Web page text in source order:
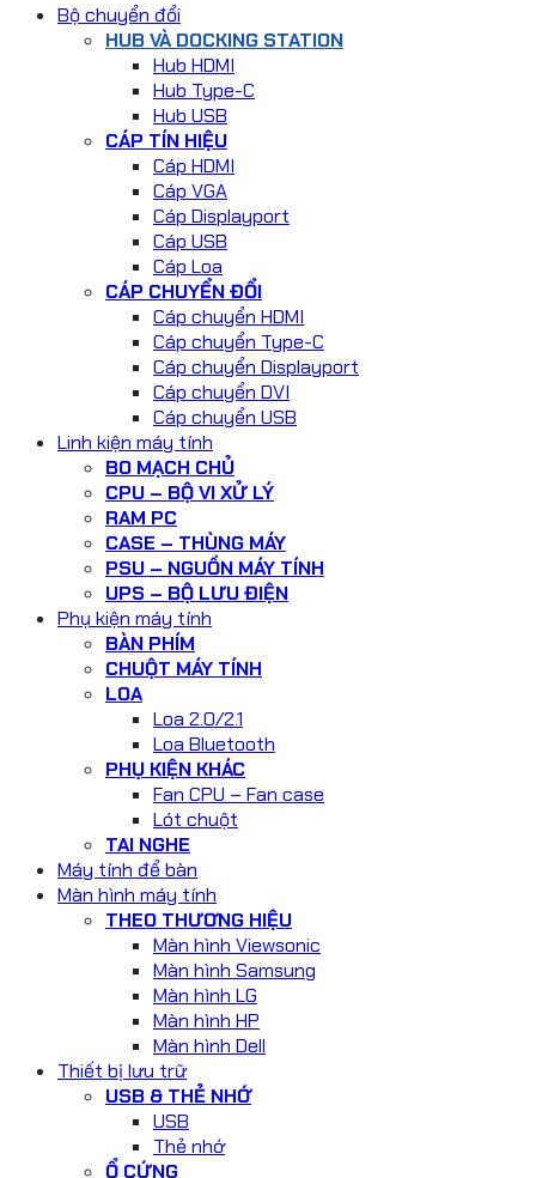
Bộ chuyển đổi
HUB VÀ DOCKING STATION
Hub HDMI
Hub Type-C
Hub USB
CÁP TÍN HIỆU
Cáp HDMI
Cáp VGA
Cáp Displayport
Cáp USB
Cáp Loa
CÁP CHUYỂN ĐỔI
Cáp chuyển HDMI
Cáp chuyển Type-C
Cáp chuyển Displayport
Cáp chuyển DVI
Cáp chuyển USB
Linh kiện máy tính
BO MẠCH CHỦ
CPU – BỘ VI XỬ LÝ
RAM PC
CASE – THÙNG MÁY
PSU – NGUỒN MÁY TÍNH
UPS – BỘ LƯU ĐIỆN
Phụ kiện máy tính
BÀN PHÍM
CHUỘT MÁY TÍNH
LOA
Loa 2.0/2.1
Loa Bluetooth
PHỤ KIỆN KHÁC
Fan CPU – Fan case
Lót chuột
TAI NGHE
Máy tính để bàn
Màn hình máy tính
THEO THƯƠNG HIỆU
Màn hình Viewsonic
Màn hình Samsung
Màn hình LG
Màn hình HP
Màn hình Dell
Thiết bị lưu trữ
USB & THẺ NHỚ
USB
Thẻ nhớ
Ổ CỨNG